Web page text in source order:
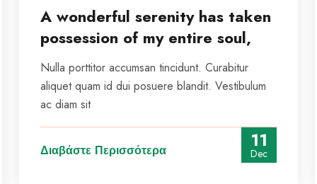
A wonderful serenity has taken
possession of my entire soul,
Nulla porttitor accumsan tincidunt. Curabitur
aliquet quam id dui posuere blandit. Vestibulum
ac diam sit
Διαβάστε Περισσότερα 11
Dec